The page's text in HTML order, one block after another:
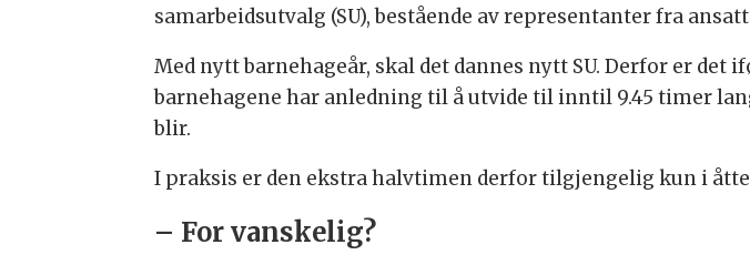
samarbeidsutvalg (SU), bestående av representanter fra
Med nytt barnehageår, skal det dannes nytt SU. Derfor er
barnehagene har anledning til å utvide til inntil 9.45 timer
blir.
I praksis er den ekstra halvtimen derfor tilgjengelig kun i åtte
– For vanskelig?